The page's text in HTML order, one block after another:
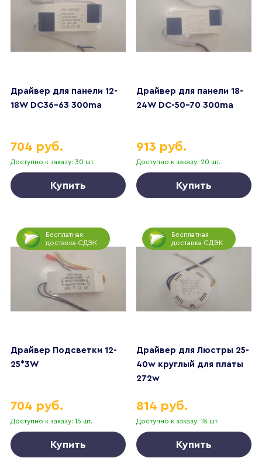
Драйвер для панели 12-
18W DC36-63 300ma
Доступно к заказу: 30 шт.
704 руб.
Купить
Драйвер для панели 18-
24W DC-50-70 300ma
Доступно к заказу: 20 шт.
913 руб.
Купить
Бесплатная
доставка СДЭК
Драйвер Подсветки 12-
25*3W
Доступно к заказу: 15 шт.
704 руб.
Купить
Бесплатная
доставка СДЭК
Драйвер для Люстры 25-
40w круглый для платы
272w
Доступно к заказу: 18 шт.
814 руб.
Купить